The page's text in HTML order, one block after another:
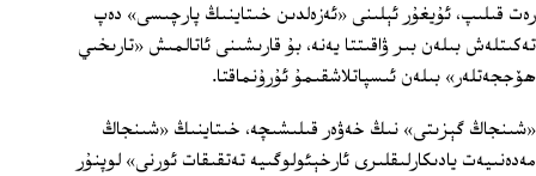
رەت قىلىپ، ئۇيغۇر ئېلىنى «ئەزەلدىن خىتاينىڭ پارچىسى» دەپ
تەكىتلەش بىلەن بىر ۋاقىتتا يەنە، بۇ قارىشىنى ئاتالمىش «تارىخىي
ھۆججەتلەر» بىلەن ئىسپاتلاشقىمۇ ئۇرۇنماقتا.
«شىنجاڭ گېزىتى» نىڭ خەۋەر قىلىشىچە، خىتاينىڭ «شىنجاڭ
مەدەنىيەت يادىكارلىقلىرى ئارخېئولوگىيە تەتقىقات ئورنى» لوپنۇر